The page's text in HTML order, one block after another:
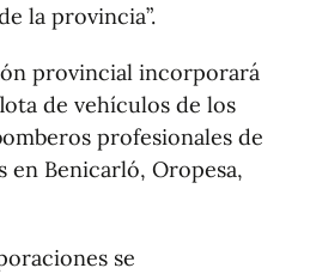
la provincia”.
provincial incorporará
de vehículos de los
profesionales de
en Benicarló, Oropesa,
se